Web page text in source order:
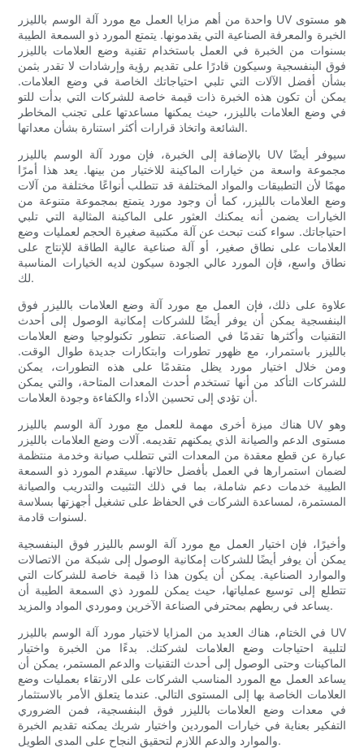
واحدة من أهم مزايا العمل مع مورد آلة الوسم بالليزر UV هو مستوى
الخبرة والمعرفة الصناعية التي يقدمونها. يتمتع المورد ذو السمعة الطيبة
بسنوات من الخبرة في العمل باستخدام تقنية وضع العلامات بالليزر
فوق البنفسجية وسيكون قادرًا على تقديم رؤية وإرشادات لا تقدر بثمن
بشأن أفضل الآلات التي تلبي احتياجاتك الخاصة في وضع العلامات.
يمكن أن تكون هذه الخبرة ذات قيمة خاصة للشركات التي بدأت للتو
في وضع العلامات بالليزر، حيث يمكنها مساعدتها على تجنب المخاطر
الشائعة واتخاذ قرارات أكثر استنارة بشأن معداتها.
بالإضافة إلى الخبرة، فإن مورد آلة الوسم بالليزر UV سيوفر أيضًا
مجموعة واسعة من خيارات الماكينة للاختيار من بينها. يعد هذا أمرًا
مهمًا لأن التطبيقات والمواد المختلفة قد تتطلب أنواعًا مختلفة من آلات
وضع العلامات بالليزر، كما أن وجود مورد يتمتع بمجموعة متنوعة من
الخيارات يضمن أنه يمكنك العثور على الماكينة المثالية التي تلبي
احتياجاتك. سواء كنت تبحث عن آلة مكتبية صغيرة الحجم لعمليات وضع
العلامات على نطاق صغير، أو آلة صناعية عالية الطاقة للإنتاج على
نطاق واسع، فإن المورد عالي الجودة سيكون لديه الخيارات المناسبة
لك.
علاوة على ذلك، فإن العمل مع مورد آلة وضع العلامات بالليزر فوق
البنفسجية يمكن أن يوفر أيضًا للشركات إمكانية الوصول إلى أحدث
التقنيات وأكثرها تقدمًا في الصناعة. تتطور تكنولوجيا وضع العلامات
بالليزر باستمرار، مع ظهور تطورات وابتكارات جديدة طوال الوقت.
ومن خلال اختيار مورد يظل متقدمًا على هذه التطورات، يمكن
للشركات التأكد من أنها تستخدم أحدث المعدات المتاحة، والتي يمكن
أن تؤدي إلى تحسين الأداء والكفاءة وجودة العلامات.
هناك ميزة أخرى مهمة للعمل مع مورد آلة الوسم بالليزر UV وهو
مستوى الدعم والصيانة الذي يمكنهم تقديمه. آلات وضع العلامات بالليزر
عبارة عن قطع معقدة من المعدات التي تتطلب صيانة وخدمة منتظمة
لضمان استمرارها في العمل بأفضل حالاتها. سيقدم المورد ذو السمعة
الطيبة خدمات دعم شاملة، بما في ذلك التثبيت والتدريب والصيانة
المستمرة، لمساعدة الشركات في الحفاظ على تشغيل أجهزتها بسلاسة
لسنوات قادمة.
وأخيرًا، فإن اختيار العمل مع مورد آلة الوسم بالليزر فوق البنفسجية
يمكن أن يوفر أيضًا للشركات إمكانية الوصول إلى شبكة من الاتصالات
والموارد الصناعية. يمكن أن يكون هذا ذا قيمة خاصة للشركات التي
تتطلع إلى توسيع عملياتها، حيث يمكن للمورد ذي السمعة الطيبة أن
يساعد في ربطهم بمحترفي الصناعة الآخرين وموردي المواد والمزيد.
في الختام، هناك العديد من المزايا لاختيار مورد آلة الوسم بالليزر UV
لتلبية احتياجات وضع العلامات لشركتك. بدءًا من الخبرة واختيار
الماكينات وحتى الوصول إلى أحدث التقنيات والدعم المستمر، يمكن أن
يساعد العمل مع المورد المناسب الشركات على الارتقاء بعمليات وضع
العلامات الخاصة بها إلى المستوى التالي. عندما يتعلق الأمر بالاستثمار
في معدات وضع العلامات بالليزر فوق البنفسجية، فمن الضروري
التفكير بعناية في خيارات الموردين واختيار شريك يمكنه تقديم الخبرة
والموارد والدعم اللازم لتحقيق النجاح على المدى الطويل.